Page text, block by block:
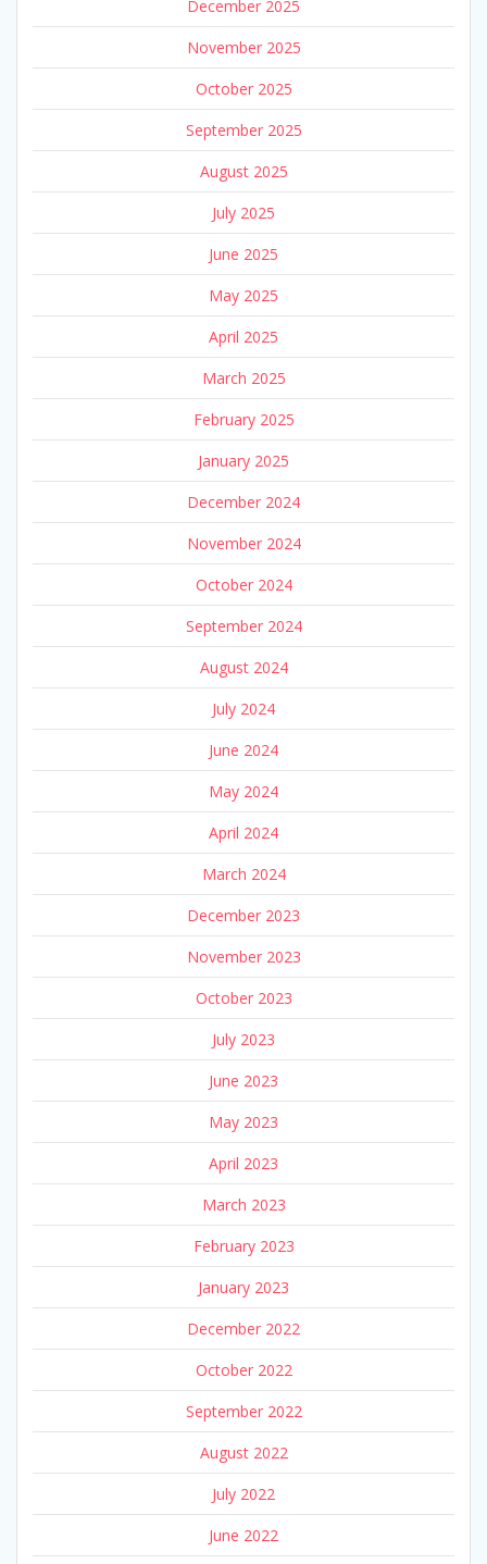
December 2025
November 2025
October 2025
September 2025
August 2025
July 2025
June 2025
May 2025
April 2025
March 2025
February 2025
January 2025
December 2024
November 2024
October 2024
September 2024
August 2024
July 2024
June 2024
May 2024
April 2024
March 2024
December 2023
November 2023
October 2023
July 2023
June 2023
May 2023
April 2023
March 2023
February 2023
January 2023
December 2022
October 2022
September 2022
August 2022
July 2022
June 2022